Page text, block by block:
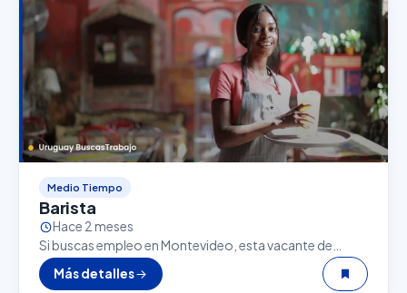
Medio Tiempo
Barista
Hace 2 meses
Si buscas empleo en Montevideo, esta vacante de
Barista puede ser una excelente oportunidad. El sector
gastronómico es uno de los que más empleo…
Más detalles